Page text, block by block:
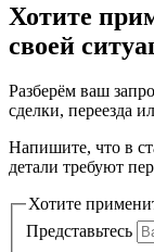
Хотите
своей
Разберём ваш
сделки, переезда
Напишите, что в
детали требуют
Хотите
Представьтесь